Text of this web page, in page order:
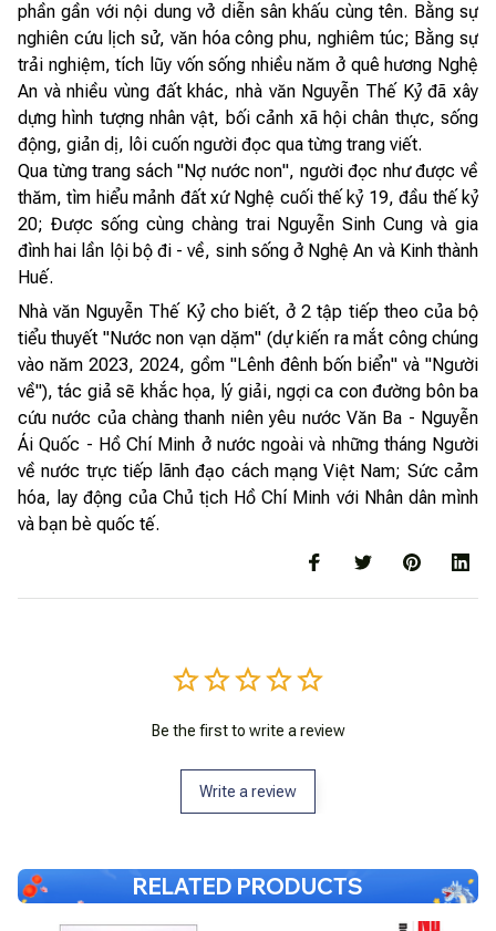
phần gần với nội dung vở diễn sân khấu cùng tên. Bằng sự
nghiên cứu lịch sử, văn hóa công phu, nghiêm túc; Bằng sự
trải nghiệm, tích lũy vốn sống nhiều năm ở quê hương Nghệ
An và nhiều vùng đất khác, nhà văn Nguyễn Thế Kỷ đã xây
dựng hình tượng nhân vật, bối cảnh xã hội chân thực, sống
động, giản dị, lôi cuốn người đọc qua từng trang viết.
Qua từng trang sách "Nợ nước non", người đọc như được về
thăm, tìm hiểu mảnh đất xứ Nghệ cuối thế kỷ 19, đầu thế kỷ
20; Được sống cùng chàng trai Nguyễn Sinh Cung và gia
đình hai lần lội bộ đi - về, sinh sống ở Nghệ An và Kinh thành
Huế.
Nhà văn Nguyễn Thế Kỷ cho biết, ở 2 tập tiếp theo của bộ
tiểu thuyết "Nước non vạn dặm" (dự kiến ra mắt công chúng
vào năm 2023, 2024, gồm "Lênh đênh bốn biển" và "Người
về"), tác giả sẽ khắc họa, lý giải, ngợi ca con đường bôn ba
cứu nước của chàng thanh niên yêu nước Văn Ba - Nguyễn
Ái Quốc - Hồ Chí Minh ở nước ngoài và những tháng Người
về nước trực tiếp lãnh đạo cách mạng Việt Nam; Sức cảm
hóa, lay động của Chủ tịch Hồ Chí Minh với Nhân dân mình
và bạn bè quốc tế.
Be the first to write a review
Write a review
RELATED PRODUCTS